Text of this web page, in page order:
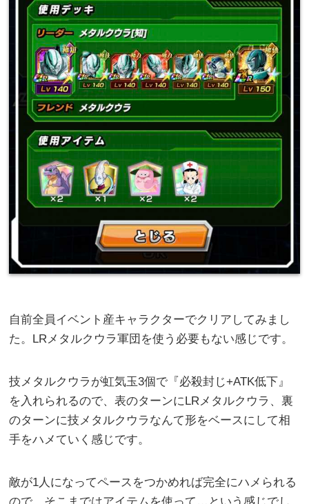
自前全員イベント産キャラクターでクリアしてみまし
た。LRメタルクウラ軍団を使う必要もない感じです。
技メタルクウラが虹気玉3個で『必殺封じ+ATK低下』
を入れられるので、表のターンにLRメタルクウラ、裏
のターンに技メタルクウラなんて形をベースにして相
手をハメていく感じです。
敵が1人になってペースをつかめれば完全にハメられる